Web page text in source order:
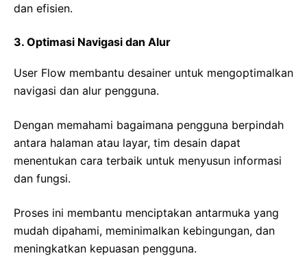
dan efisien.
3. Optimasi Navigasi dan Alur
User Flow membantu desainer untuk mengoptimalkan
navigasi dan alur pengguna.
Dengan memahami bagaimana pengguna berpindah
antara halaman atau layar, tim desain dapat
menentukan cara terbaik untuk menyusun informasi
dan fungsi.
Proses ini membantu menciptakan antarmuka yang
mudah dipahami, meminimalkan kebingungan, dan
meningkatkan kepuasan pengguna.